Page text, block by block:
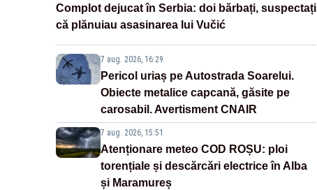
Complot dejucat în Serbia: doi bărbați, suspectați
că plănuiau asasinarea lui Vučić
7 aug. 2026, 16:29
Pericol uriaș pe Autostrada Soarelui.
Obiecte metalice capcană, găsite pe
carosabil. Avertisment CNAIR
7 aug. 2026, 15:51
Atenționare meteo COD ROȘU: ploi
torențiale și descărcări electrice în Alba
și Maramureș